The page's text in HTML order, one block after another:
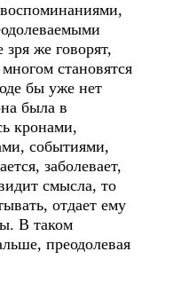
же говорят,
становятся
бы уже нет
была в
кронами,
событиями,
заболевает,
смысла, то
отдает ему
В таком
преодолевая